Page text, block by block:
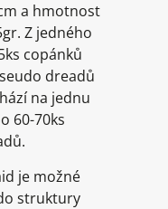
a hmotnost
Z jedného
copánků
dreadů
na jednu
60-70ks
je možné
struktury